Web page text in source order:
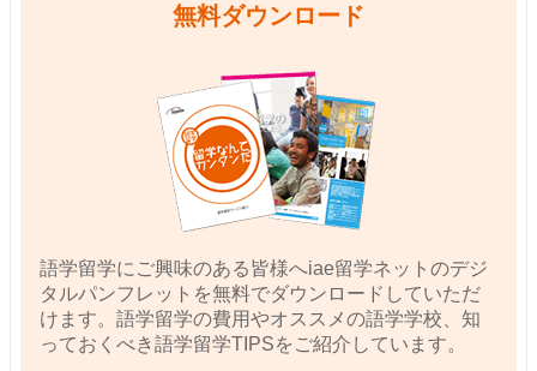
無料ダウンロード
語学留学にご興味のある皆様へiae留学ネットのデジ
タルパンフレットを無料でダウンロードしていただ
けます。語学留学の費用やオススメの語学学校、知
っておくべき語学留学TIPSをご紹介しています。